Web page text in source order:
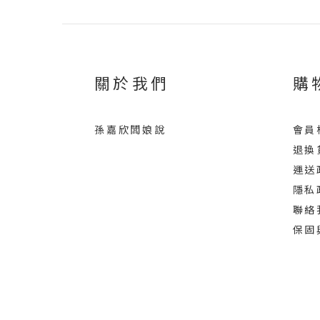
關於我們
孫嘉欣闆娘說
購
會員
退換
運送
隱私
聯絡
保固